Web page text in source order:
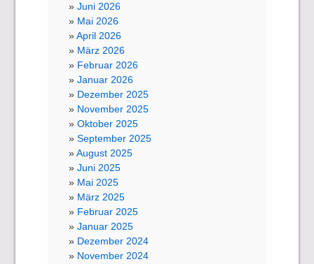
Juni 2026
Mai 2026
April 2026
März 2026
Februar 2026
Januar 2026
Dezember 2025
November 2025
Oktober 2025
September 2025
August 2025
Juni 2025
Mai 2025
März 2025
Februar 2025
Januar 2025
Dezember 2024
November 2024